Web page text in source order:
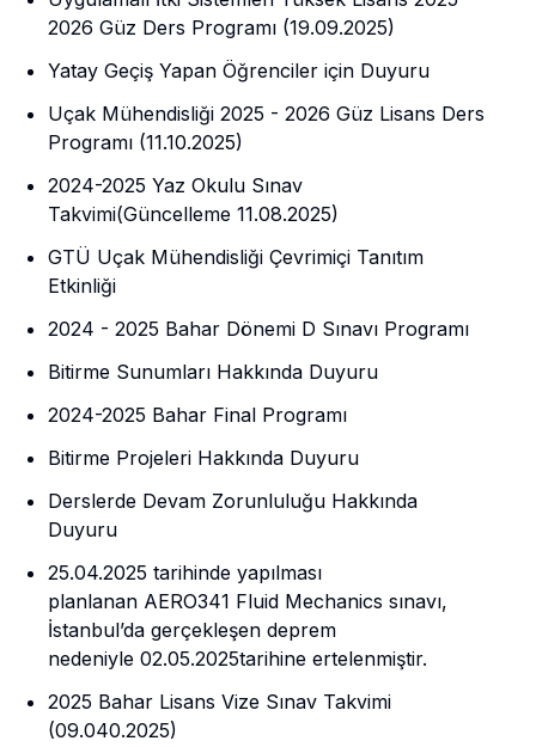
2026 Güz Ders Programı (19.09.2025)
Yatay Geçiş Yapan Öğrenciler için Duyuru
Uçak Mühendisliği 2025 - 2026 Güz Lisans Ders
Programı (11.10.2025)
2024-2025 Yaz Okulu Sınav
Takvimi(Güncelleme 11.08.2025)
GTÜ Uçak Mühendisliği Çevrimiçi Tanıtım
Etkinliği
2024 - 2025 Bahar Dönemi D Sınavı Programı
Bitirme Sunumları Hakkında Duyuru
2024-2025 Bahar Final Programı
Bitirme Projeleri Hakkında Duyuru
Derslerde Devam Zorunluluğu Hakkında
Duyuru
25.04.2025 tarihinde yapılması
planlanan AERO341​​​​​​​ Fluid Mechanics sınavı,
İstanbul’da gerçekleşen deprem
nedeniyle 02.05.2025tarihine ertelenmiştir.
2025 Bahar Lisans Vize Sınav Takvimi
(09.040.2025)